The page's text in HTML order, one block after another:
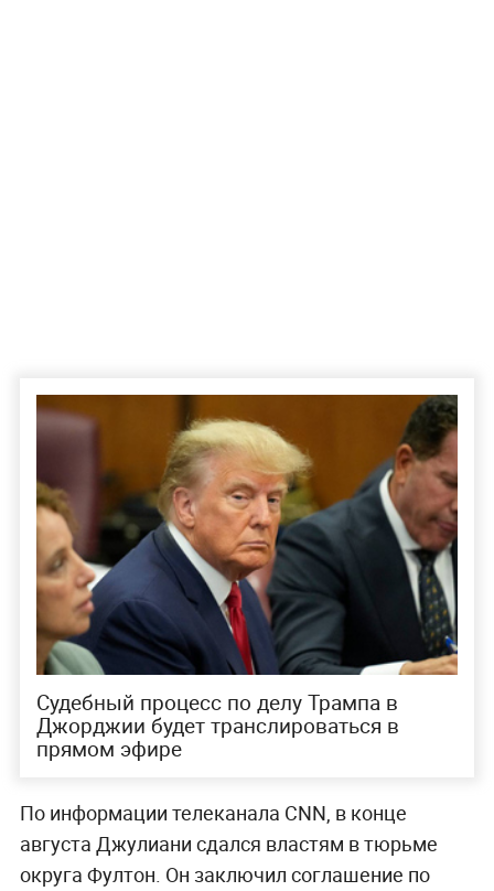
Судебный процесс по делу Трампа в
Джорджии будет транслироваться в
прямом эфире
По информации телеканала CNN, в конце
августа Джулиани сдался властям в тюрьме
округа Фултон. Он заключил соглашение по